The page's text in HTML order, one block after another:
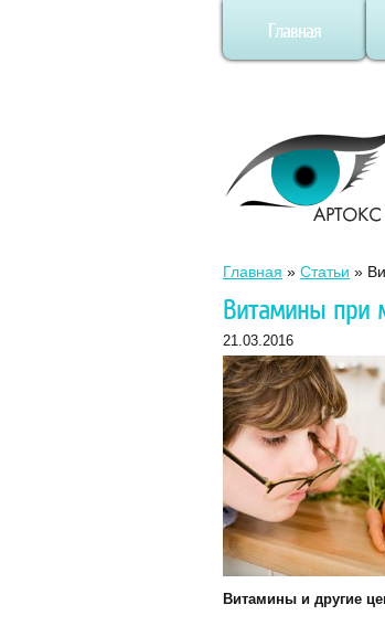
Главная
Главная » Статьи »
Витамины при
21.03.2016
Витамины и другие